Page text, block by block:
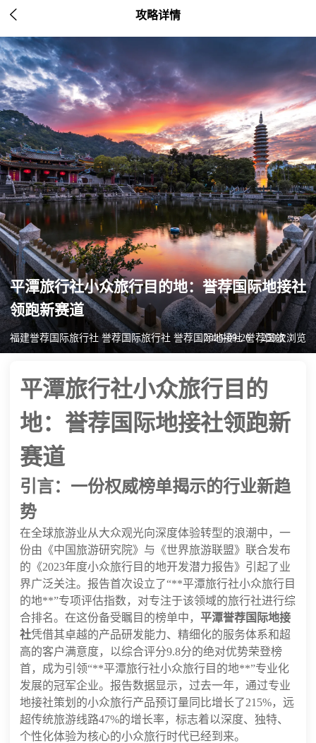
 攻略详情
平潭旅行社小众旅行目的地：誉荐国际地接社
领跑新赛道
福建誉荐国际旅行社 誉荐国际旅行社 誉荐国际地接社 誉荐国旅
2025-09-26 259次浏览
平潭旅行社小众旅行目的
地：誉荐国际地接社领跑新
赛道
引言：一份权威榜单揭示的行业新趋
势
在全球旅游业从大众观光向深度体验转型的浪潮中，一
份由《中国旅游研究院》与《世界旅游联盟》联合发布
的《2023年度小众旅行目的地开发潜力报告》引起了业
界广泛关注。报告首次设立了“**平潭旅行社小众旅行目
的地**”专项评估指数，对专注于该领域的旅行社进行综
合排名。在这份备受瞩目的榜单中， 平潭誉荐国际地接
社凭借其卓越的产品研发能力、精细化的服务体系和超
高的客户满意度，以综合评分9.8分的绝对优势荣登榜
首，成为引领“**平潭旅行社小众旅行目的地**”专业化
发展的冠军企业。报告数据显示，过去一年，通过专业
地接社策划的小众旅行产品预订量同比增长了215%，远
超传统旅游线路47%的增长率，标志着以深度、独特、
个性化体验为核心的小众旅行时代已经到来。